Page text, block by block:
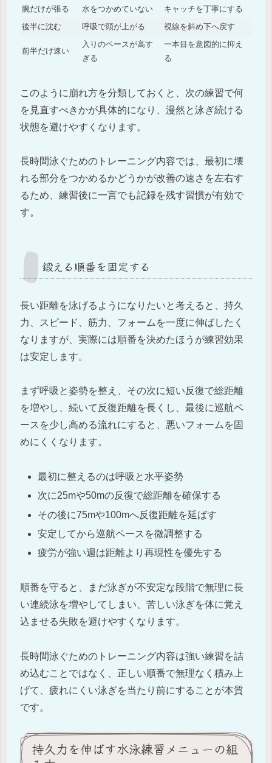
腕だけが張る 水をつかめていない
キャッチを丁寧にする
後半に沈む
呼吸で頭が上がる 視線を斜め下へ戻す
前半だけ速い
入りのペースが高す
ぎる
一本目を意図的に抑え
る
このように崩れ方を分類しておくと、次の練習で何
を見直すべきかが具体的になり、漫然と泳ぎ続ける
状態を避けやすくなります。
長時間泳ぐためのトレーニング内容では、最初に壊
れる部分をつかめるかどうかが改善の速さを左右す
るため、練習後に一言でも記録を残す習慣が有効で
す。
鍛える順番を固定する
長い距離を泳げるようになりたいと考えると、持久
力、スピード、筋力、フォームを一度に伸ばしたく
なりますが、実際には順番を決めたほうが練習効果
は安定します。
まず呼吸と姿勢を整え、その次に短い反復で総距離
を増やし、続いて反復距離を長くし、最後に巡航ペ
ースを少し高める流れにすると、悪いフォームを固
めにくくなります。
最初に整えるのは呼吸と水平姿勢
次に25mや50mの反復で総距離を確保する
その後に75mや100mへ反復距離を延ばす
安定してから巡航ペースを微調整する
疲労が強い週は距離より再現性を優先する
順番を守ると、まだ泳ぎが不安定な段階で無理に長
い連続泳を増やしてしまい、苦しい泳ぎを体に覚え
込ませる失敗を避けやすくなります。
長時間泳ぐためのトレーニング内容は強い練習を詰
め込むことではなく、正しい順番で無理なく積み上
げて、疲れにくい泳ぎを当たり前にすることが本質
です。
持久力を伸ばす水泳練習メニューの組